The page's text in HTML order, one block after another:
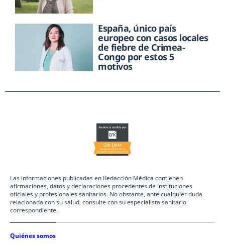
España, único país
europeo con casos locales
de fiebre de Crimea-
Congo por estos 5
motivos
Las informaciones publicadas en Redacción Médica contienen
afirmaciones, datos y declaraciones procedentes de instituciones
oficiales y profesionales sanitarios. No obstante, ante cualquier duda
relacionada con su salud, consulte con su especialista sanitario
correspondiente.
Quiénes somos